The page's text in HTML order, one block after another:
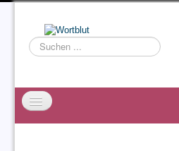
Suchen
...